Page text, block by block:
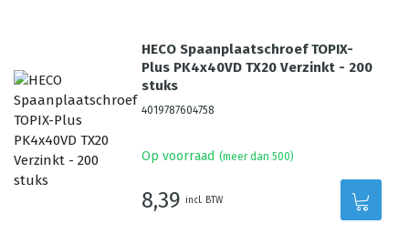
HECO Spaanplaatschroef TOPIX-
Plus PK4x40VD TX20 Verzinkt - 200
stuks
4019787604758
Op voorraad (meer dan 500)
8,39 incl. BTW